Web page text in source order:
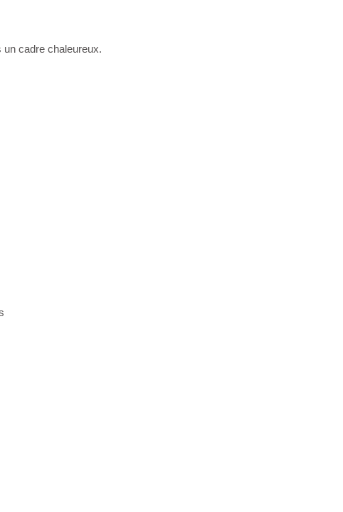
un cadre chaleureux.